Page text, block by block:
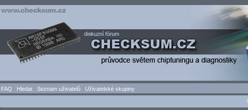
FAQ Hledat Seznam uživatelů Uživatelské skupiny